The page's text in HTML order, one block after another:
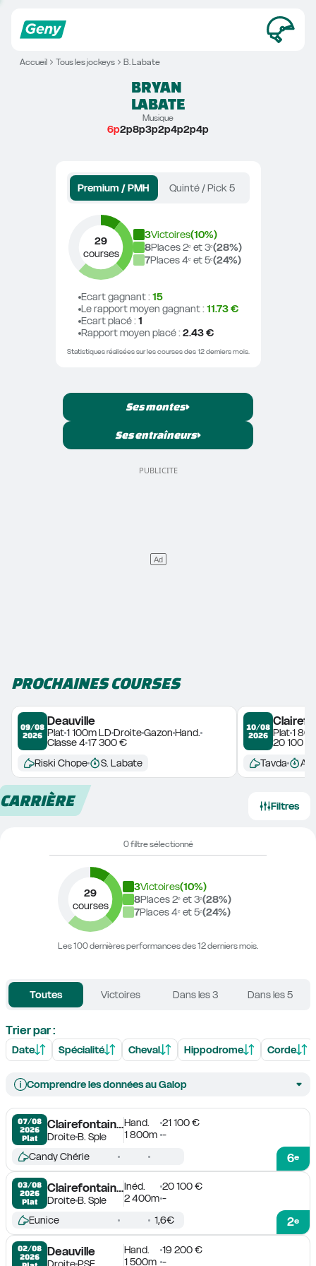
Accueil Tous les jockeys B. Labate
BRYAN
LABATE
Musique
6p2p8p3p2p4p2p4p
Premium / PMH Quinté / Pick 5
29
courses
3Victoires(10%)
8Places 2ᵉ et 3ᵉ(28%)
7Places 4ᵉ et 5ᵉ(24%)
Ecart gagnant : 15
Le rapport moyen gagnant : 11.73 €
Ecart placé : 1
Rapport moyen placé : 2.43 €
Statistiques réalisées sur les courses des 12 derniers mois.
Ses montes
Ses entraîneurs
PROCHAINES COURSES
09/08
2026
Deauville
Plat1 100m LD DroiteGazon Hand.
Classe 417 300 €
Riski Chope
S. Labate
10/08
2026 Plat1
20 100 €
Tavda
CARRIÈRE Filtres
0 filtre sélectionné
29
courses
3Victoires(10%)
8Places 2ᵉ et 3ᵉ(28%)
7Places 4ᵉ et 5ᵉ(24%)
Les 100 dernières performances des 12 derniers mois.
Toutes Victoires Dans les 3 Dans les 5
Trier par :
Date Spécialité Cheval Hippodrome Corde
Comprendre les données au Galop
07/08
2026
Plat
Clairefontaine-Deauville
DroiteB. Sple
Hand.
21 100 €
1 800m -
6e
Candy Chérie
03/08
2026
Plat
Clairefontaine-Deauville
DroiteB. Sple
Inéd.
20 100 €
2 400m -
2e
Eunice 1,6€
02/08
2026
Deauville Hand.
19 200 €
1 500m -